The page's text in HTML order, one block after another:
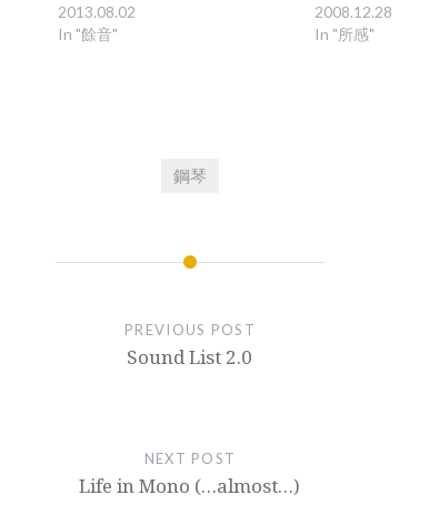
2013.08.02
In "餘音"
2008.12.28
In "所感"
鋼琴
PREVIOUS POST
Sound List 2.0
NEXT POST
Life in Mono (…almost…)